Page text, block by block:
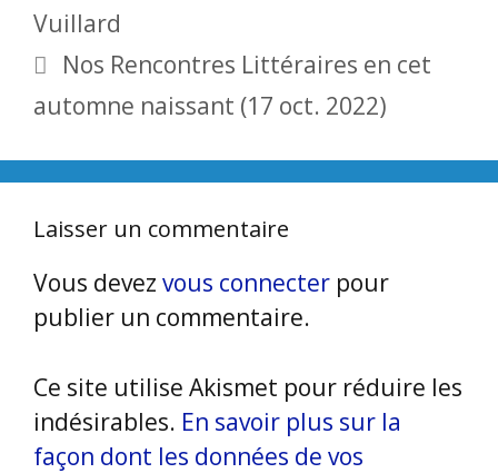
Vuillard
Nos Rencontres Littéraires en cet
automne naissant (17 oct. 2022)
Laisser un commentaire
Vous devez vous connecter pour
publier un commentaire.
Ce site utilise Akismet pour réduire les
indésirables. En savoir plus sur la
façon dont les données de vos